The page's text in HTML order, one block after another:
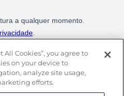
All Cookies”, you agree to
on your device to
analyze site usage,
efforts.